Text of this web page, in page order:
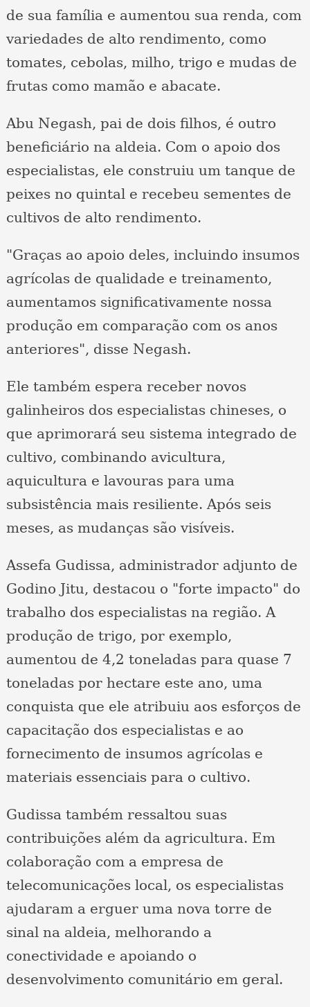
de sua família e aumentou sua renda, com
variedades de alto rendimento, como
tomates, cebolas, milho, trigo e mudas de
frutas como mamão e abacate.
Abu Negash, pai de dois filhos, é outro
beneficiário na aldeia. Com o apoio dos
especialistas, ele construiu um tanque de
peixes no quintal e recebeu sementes de
cultivos de alto rendimento.
"Graças ao apoio deles, incluindo insumos
agrícolas de qualidade e treinamento,
aumentamos significativamente nossa
produção em comparação com os anos
anteriores", disse Negash.
Ele também espera receber novos
galinheiros dos especialistas chineses, o
que aprimorará seu sistema integrado de
cultivo, combinando avicultura,
aquicultura e lavouras para uma
subsistência mais resiliente. Após seis
meses, as mudanças são visíveis.
Assefa Gudissa, administrador adjunto de
Godino Jitu, destacou o "forte impacto" do
trabalho dos especialistas na região. A
produção de trigo, por exemplo,
aumentou de 4,2 toneladas para quase 7
toneladas por hectare este ano, uma
conquista que ele atribuiu aos esforços de
capacitação dos especialistas e ao
fornecimento de insumos agrícolas e
materiais essenciais para o cultivo.
Gudissa também ressaltou suas
contribuições além da agricultura. Em
colaboração com a empresa de
telecomunicações local, os especialistas
ajudaram a erguer uma nova torre de
sinal na aldeia, melhorando a
conectividade e apoiando o
desenvolvimento comunitário em geral.